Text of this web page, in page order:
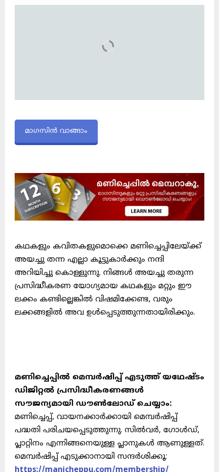
മാഗസിൻ വാങ്ങാം
കഥകളും കവിതകളുമൊക്കെ മണിച്ചെപ്പിലേയ്ക്ക്
അയച്ചു തന്ന എല്ലാ കൂട്ടുകാർക്കും നന്ദി
അറിയിച്ചു കൊള്ളുന്നു. നിങ്ങൾ അയച്ചു തരുന്ന
പ്രസിദ്ധീകരണ യോഗ്യമായ കഥകളും മറ്റും ഈ
ലക്കം കണ്ടില്ലെങ്കിൽ വിഷമിക്കേണ്ട, വരും
ലക്കങ്ങളിൽ അവ ഉൾപ്പെടുത്തുന്നതായിരിക്കും.
മണിച്ചെപ്പിൽ മെമ്പർഷിപ്പ് എടുത്ത് യഥേഷ്ടം
ഡിജിറ്റൽ പ്രസിദ്ധീകരണങ്ങൾ
സൗജന്യമായി ഡൗൺലോഡ് ചെയ്യാം:
മണിച്ചെപ്പ്, വായനക്കാർക്കായി മെമ്പർഷിപ്പ്
പദ്ധതി പരിചയപ്പെടുത്തുന്നു. സിൽവർ, ഗോൾഡ്,
പ്ലാറ്റിനം എന്നിങ്ങനെയുള്ള പ്ലാനുകൾ ആണുള്ളത്.
മെമ്പർഷിപ്പ് എടുക്കാനായി സന്ദർശിക്കൂ:
https://manicheppu.com/membership/